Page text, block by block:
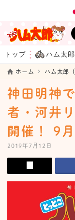
トップ ハム太
ホーム ハム太郎
神田明神
者・河井
開催！ 9
2019年7月12日